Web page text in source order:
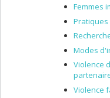
Femmes
Pratiques
Modes
Violence
Violence